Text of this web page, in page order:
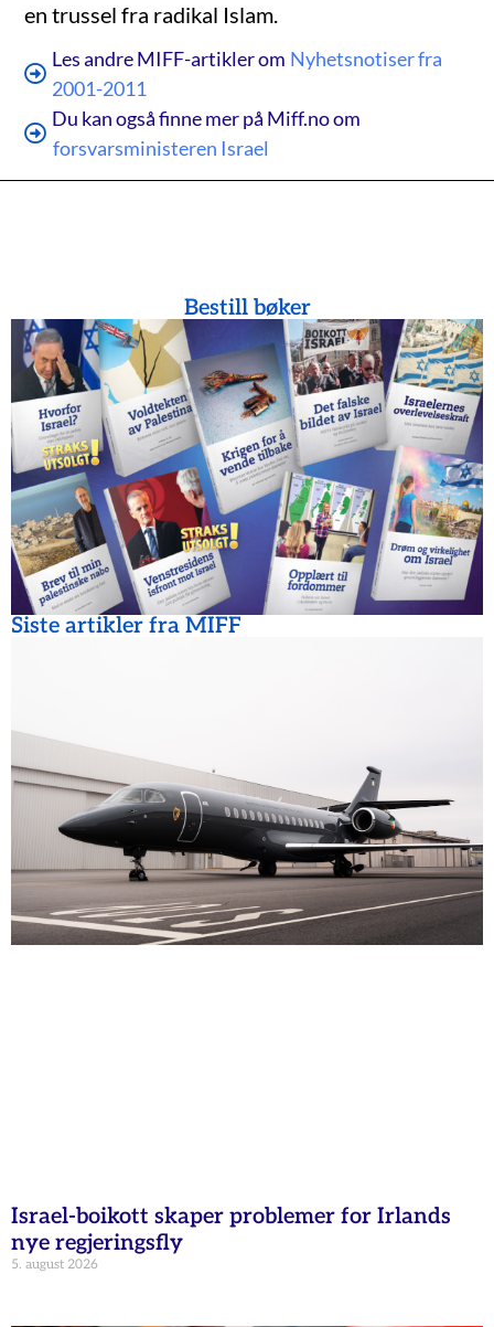
en trussel fra radikal Islam.
Les andre MIFF-artikler om Nyhetsnotiser fra
2001-2011
Du kan også finne mer på Miff.no om
forsvarsministeren Israel
Bestill bøker
Siste artikler fra MIFF
Israel-boikott skaper problemer for Irlands
nye regjeringsfly
5. august 2026